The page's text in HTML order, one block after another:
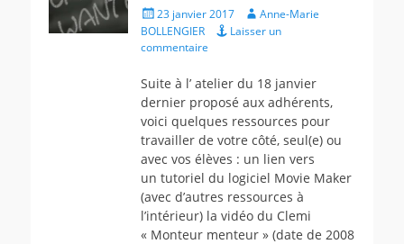
Écrit
le
23 janvier 2017 Auteur
Anne-Marie
BOLLENGIER
Laisser un
commentaire
Suite à l’ atelier du 18 janvier
dernier proposé aux adhérents,
voici quelques ressources pour
travailler de votre côté, seul(e) ou
avec vos élèves : un lien vers
un tutoriel du logiciel Movie Maker
(avec d’autres ressources à
l’intérieur) la vidéo du Clemi
« Monteur menteur » (date de 2008